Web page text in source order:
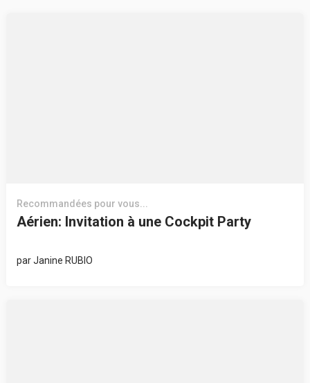
Recommandées pour vous...
Aérien: Invitation à une Cockpit Party
parJanine RUBIO